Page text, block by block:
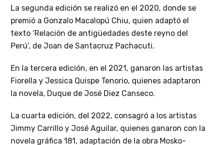
La segunda edición se realizó en el 2020, donde se
premió a Gonzalo Macalopú Chiu, quien adaptó el
texto ‘Relación de antigüedades deste reyno del
Perú’, de Joan de Santacruz Pachacuti.
En la tercera edición, en el 2021, ganaron las artistas
Fiorella y Jessica Quispe Tenorio, quienes adaptaron
la novela, Duque de José Diez Canseco.
La cuarta edición, del 2022, consagró a los artistas
Jimmy Carrillo y José Aguilar, quienes ganaron con la
novela gráfica 181, adaptación de la obra Mosko-